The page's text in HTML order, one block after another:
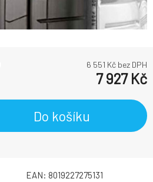
6 551 Kč bez DPH
7 927Kč
Do košíku
EAN: 8019227275131